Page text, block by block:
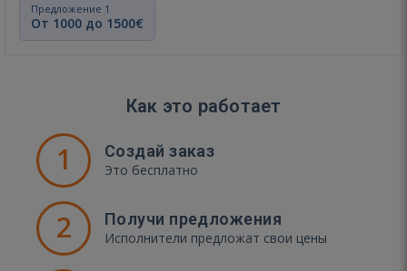
Предложение 1
От 1000 до 1500€
Как это работает
1 Создай заказ
Это бесплатно
2 Получи предложения
Исполнители предложат свои цены